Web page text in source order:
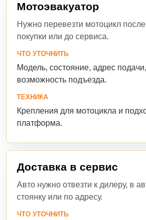
Мотоэвакуатор
Нужно перевезти мотоцикл
покупки или до сервиса.
ЧТО УТОЧНИТЬ
Модель, состояние, адрес
возможность подъезда.
ТЕХНИКА
Крепления для мотоцикла и
платформа.
Доставка в сервис
Авто нужно отвезти к дилеру, в
стоянку или по адресу.
ЧТО УТОЧНИТЬ